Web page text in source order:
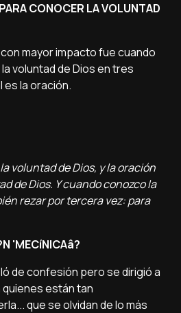
CONOCER LA VOLUNTAD
mayor impacto fue cuando
voluntad de Dios en tres
la oración.
voluntad de Dios, y la oración
de Dios. Y cuando conozco la
rezar por tercera vez: para
'MECíNICAâ?
de confesión pero se dirigió a
están tan
que se olvidan de lo más